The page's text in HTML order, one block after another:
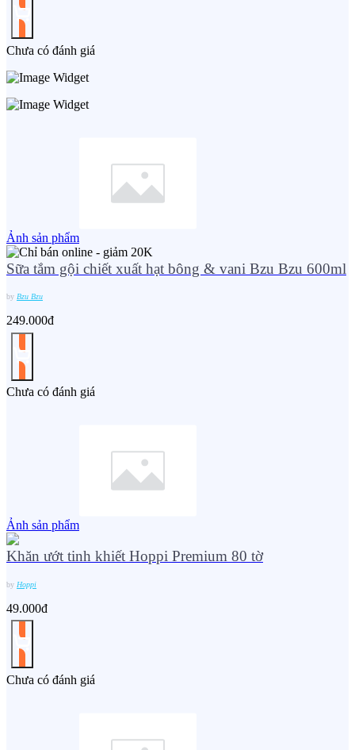
Chưa có đánh giá
Ảnh sản phẩm
Sữa tắm gội chiết xuất hạt bông & vani Bzu Bzu 600ml
by Bzu Bzu
249.000đ
Chưa có đánh giá
Ảnh sản phẩm
Khăn ướt tinh khiết Hoppi Premium 80 tờ
by Hoppi
49.000đ
Chưa có đánh giá